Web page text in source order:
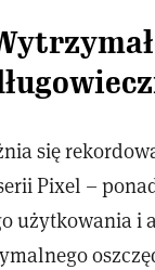
się
Pixel –
użytkowania i